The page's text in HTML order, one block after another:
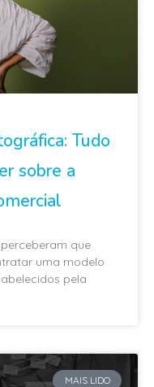
Tudo
sobre a
que
uma modelo
pela
MAIS LIDO